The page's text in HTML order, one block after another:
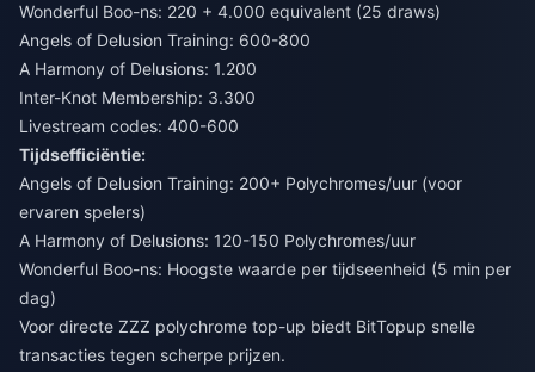
Wonderful Boo-ns: 220 + 4.000 equivalent (25 draws)
Angels of Delusion Training: 600-800
A Harmony of Delusions: 1.200
Inter-Knot Membership: 3.300
Livestream codes: 400-600
Tijdsefficiëntie:
Angels of Delusion Training: 200+ Polychromes/uur (voor
ervaren spelers)
A Harmony of Delusions: 120-150 Polychromes/uur
Wonderful Boo-ns: Hoogste waarde per tijdseenheid (5 min per
dag)
Voor directe ZZZ polychrome top-up biedt BitTopup snelle
transacties tegen scherpe prijzen.